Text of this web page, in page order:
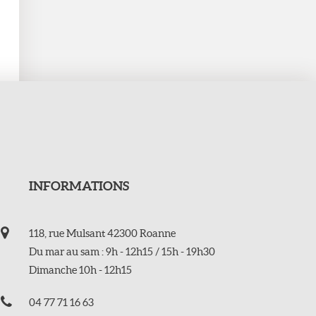
INFORMATIONS
118, rue Mulsant 42300 Roanne
Du mar au sam : 9h - 12h15 / 15h - 19h30
Dimanche 10h - 12h15
04 77 71 16 63